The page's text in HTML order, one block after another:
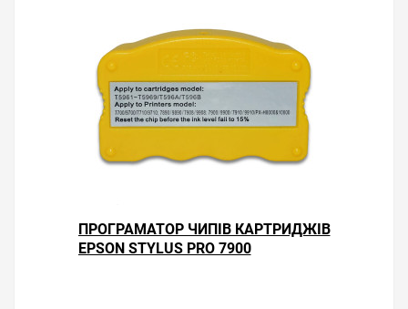
ПРОГРАМАТОР ЧИПІВ КАРТРИДЖІВ
EPSON STYLUS PRO 7900